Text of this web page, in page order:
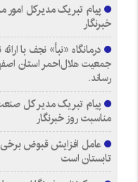
پیام تبریک مدیرکل امور
خبرنگار
جمعیت هلال‌احمر استان
رساند.
پیام تبریک مدیر کل
مناسبت روز خبرنگار
عامل افزایش قبوض برخی
تابستان است